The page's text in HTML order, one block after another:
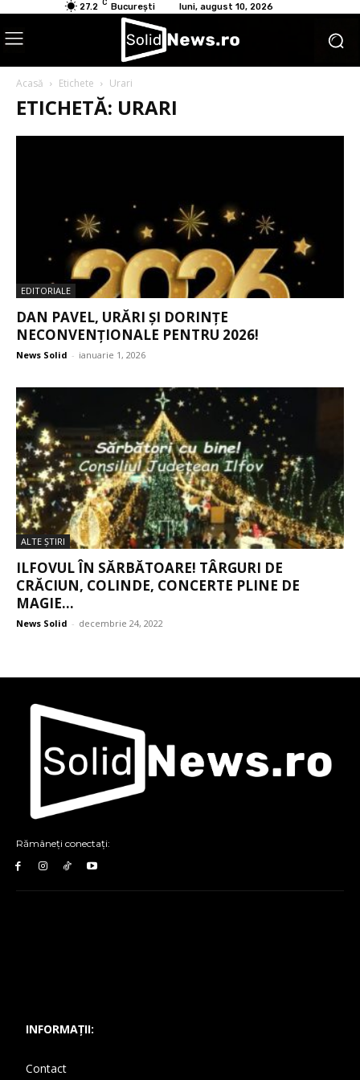
27.2 C București luni, august 10, 2026
Acasă Etichete Urari
ETICHETĂ: URARI
EDITORIALE
DAN PAVEL, URĂRI ȘI DORINȚE
NECONVENȚIONALE PENTRU 2026!
News Solid - ianuarie 1, 2026
ALTE ŞTIRI
ILFOVUL ÎN SĂRBĂTOARE! TÂRGURI DE
CRĂCIUN, COLINDE, CONCERTE PLINE DE
MAGIE...
News Solid - decembrie 24, 2022
Rămâneți conectați:
INFORMAȚII:
Contact